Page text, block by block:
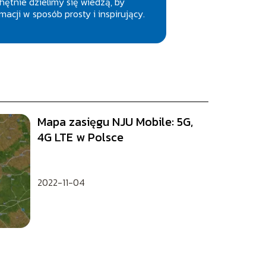
w sposób prosty i inspirujący.
Mapa zasięgu NJU Mobile: 5G,
4G LTE w Polsce
2022-11-04